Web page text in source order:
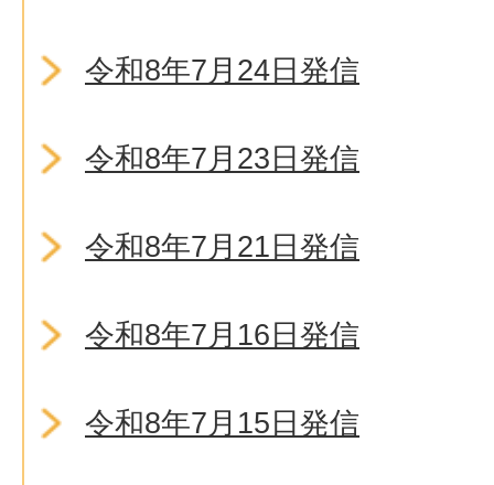
令和8年7月24日発信
令和8年7月23日発信
令和8年7月21日発信
令和8年7月16日発信
令和8年7月15日発信